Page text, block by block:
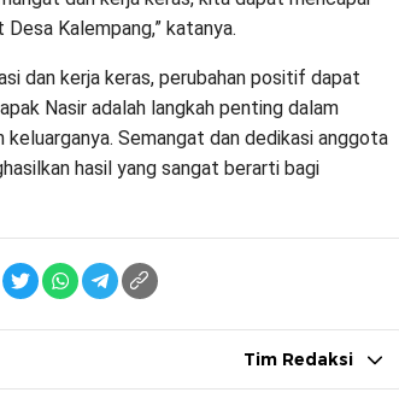
Kalempang,” katanya.
dan kerja keras, perubahan positif dapat
Nasir adalah langkah penting dalam
Semangat dan dedikasi anggota
hasil yang sangat berarti bagi
Tim Redaksi